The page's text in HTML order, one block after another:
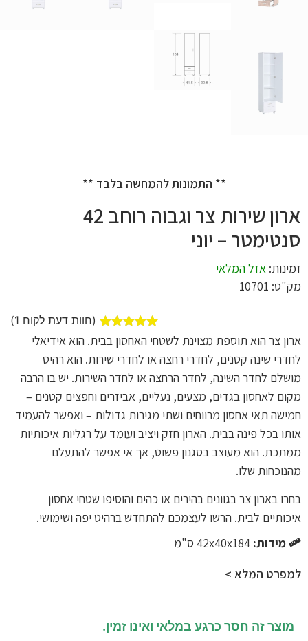
** התמונות להמחשה בלבד **
ארון שירות צר וגבוה רוחב 42
סנטימטר – יוני
זמינות: אזל המלאי
מק"ט: 10701
מדורג5.00
מתוך 5
מבוסס על
1
לקוחות
(חוות דעת לקוח 1
)
ארון צר הוא תוספת מצוינת לשטחי האחסון בבית. הוא אידיאלי
לחדרי שינה קטנים, לחדרי רחצה או לחדרי שירות. הוא רהיט
מושלם לחדר השינה, לחדר הרחצה או לחדר השירות. יש בו הרבה
מקום לאחסון בגדים, מצעים, נעליים, אביזרים וחפצים קטנים –
חמישה תאי אחסון מרווחים ושתי מגירות גדולות – ואפשר להעמיד
אותו בכל פינה בבית. הארון חזק ויציב ועומד על רגליות איכותיות
ממתכת. הוא מעוצב בסגנון פשוט, אך אי אפשר להתעלם
מהנוכחות שלו.
בחרו בארון צר בגוונים בהירים או כהים והוסיפו שטחי אחסון
איכותיים לבית. הרשו לעצמכם להתחדש ברהיט יפה ושימושי.
מידות:42x40x184 ס"מ
למפרט המלא >
מוצר זה חסר כרגע במלאי ואינו זמין.